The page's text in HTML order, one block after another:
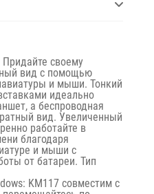
своему
вид с помощью
и мыши. Тонкий
идеально
а беспроводная
вид. Увеличенный
работайте в
благодаря
и мыши с
от батареи. Тип
KM117 совместим с